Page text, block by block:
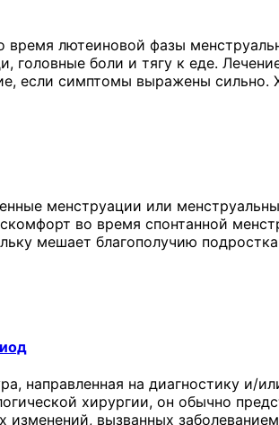
лютеиновой фазы
головные боли и тягу к еде.
если симптомы выражены
менструации или
во время спонтанной
мешает благополучию
направленная на диагностику и/
хирургии, он обычно
вызванных